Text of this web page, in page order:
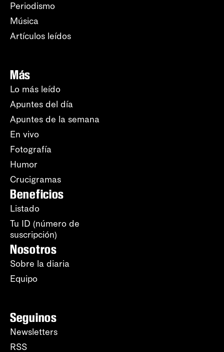
Periodismo
Música
Artículos leídos
Más
Lo más leído
Apuntes del día
Apuntes de la semana
En vivo
Fotografía
Humor
Crucigramas
Beneficios
Listado
Tu ID (número de
suscripción)
Nosotros
Sobre la diaria
Equipo
Seguinos
Newsletters
RSS